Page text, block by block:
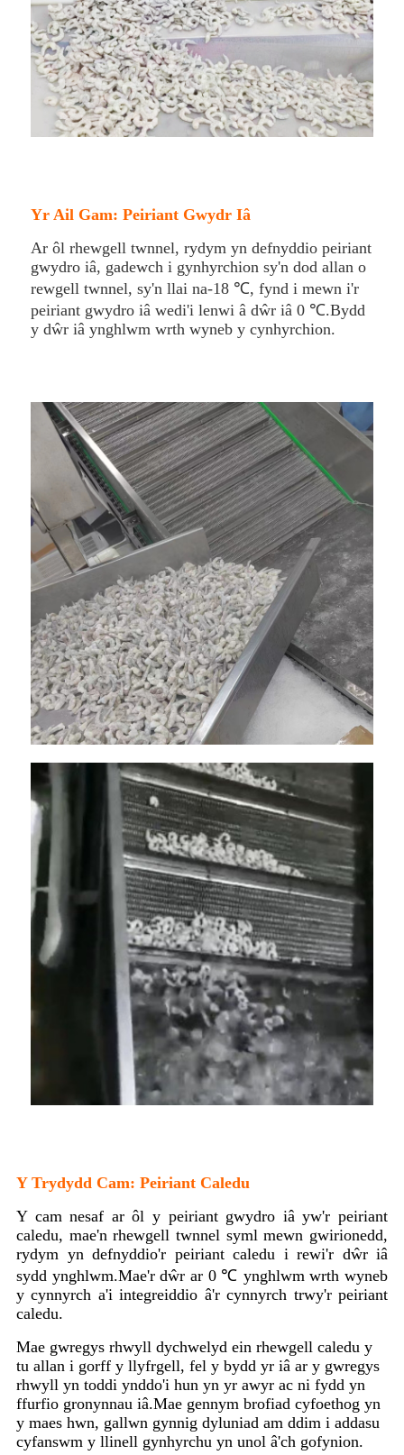
Yr Ail Gam: Peiriant Gwydr Iâ
Ar ôl rhewgell twnnel, rydym yn defnyddio peiriant
gwydro iâ, gadewch i gynhyrchion sy'n dod allan o
rewgell twnnel, sy'n llai na-18 ℃, fynd i mewn i'r
peiriant gwydro iâ wedi'i lenwi â dŵr iâ 0 ℃.Bydd
y dŵr iâ ynghlwm wrth wyneb y cynhyrchion.
Y Trydydd Cam: Peiriant Caledu
Y cam nesaf ar ôl y peiriant gwydro iâ yw'r peiriant
caledu, mae'n rhewgell twnnel syml mewn gwirionedd,
rydym yn defnyddio'r peiriant caledu i rewi'r dŵr iâ
sydd ynghlwm.Mae'r dŵr ar 0 ℃ ynghlwm wrth wyneb
y cynnyrch a'i integreiddio â'r cynnyrch trwy'r peiriant
caledu.
Mae gwregys rhwyll dychwelyd ein rhewgell caledu y
tu allan i gorff y llyfrgell, fel y bydd yr iâ ar y gwregys
rhwyll yn toddi ynddo'i hun yn yr awyr ac ni fydd yn
ffurfio gronynnau iâ.Mae gennym brofiad cyfoethog yn
y maes hwn, gallwn gynnig dyluniad am ddim i addasu
cyfanswm y llinell gynhyrchu yn unol â'ch gofynion.